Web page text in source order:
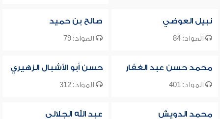
نبيل العوضي
المواد: 84
صالح بن حميد
المواد: 79
محمد حسن عبد الغفار
المواد: 401
حسن أبو الأشبال الزهيري
المواد: 312
محمد الدويش عبد الله الجلالي